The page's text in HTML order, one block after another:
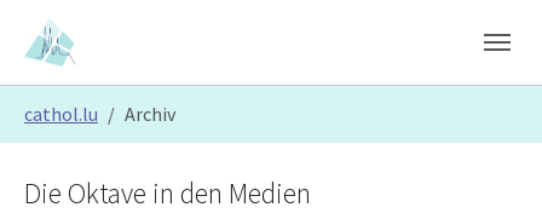
Skip to main content
Skip to page footer
cathol.lu Archiv
Die Oktave in den Medien